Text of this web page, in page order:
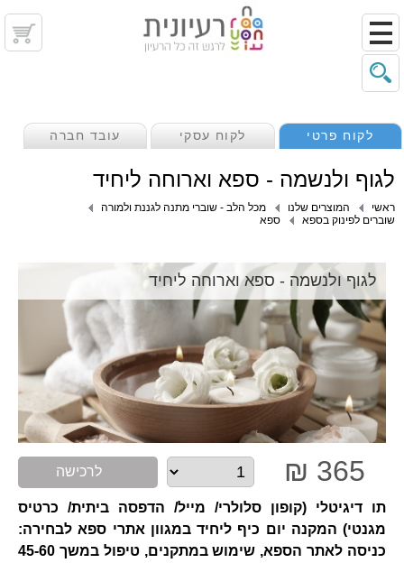
לקוח פרטי לקוח עסקי עובד חברה
לגוף ולנשמה - ספא וארוחה ליחיד
ראשי המוצרים שלנו
מכל הלב - שוברי מתנה לגננת ולמורה
שוברים לפינוק בספא
ספא
לגוף ולנשמה - ספא וארוחה ליחיד
365 ₪ לרכישה
תו דיגיטלי (קופון סלולרי/ מייל/ הדפסה ביתית/ כרטיס
מגנטי) המקנה יום כיף ליחיד במגוון אתרי ספא לבחירה:
כניסה לאתר הספא, שימוש במתקנים, טיפול במשך 45-60